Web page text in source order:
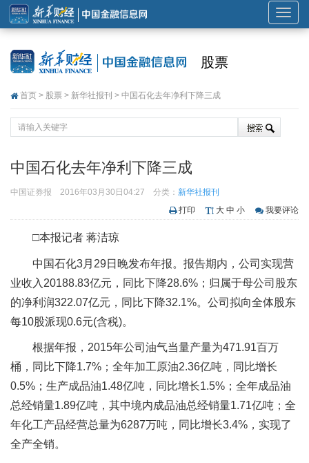
展
开
股票
首页 > 股票 > 新华社报刊 > 中国石化去年净利下降三成
中国石化去年净利下降三成
中国证券报 2016年03月30日04:27 分类： 新华社报刊
打印
大 中 小 我要评论
□本报记者 蒋洁琼
中国石化3月29日晚发布年报。报告期内，公司实现营
业收入20188.83亿元，同比下降28.6%；归属于母公司股东
的净利润322.07亿元，同比下降32.1%。公司拟向全体股东
每10股派现0.6元(含税)。
根据年报，2015年公司油气当量产量为471.91百万
桶，同比下降1.7%；全年加工原油2.36亿吨，同比增长
0.5%；生产成品油1.48亿吨，同比增长1.5%；全年成品油
总经销量1.89亿吨，其中境内成品油总经销量1.71亿吨；全
年化工产品经营总量为6287万吨，同比增长3.4%，实现了
全产全销。